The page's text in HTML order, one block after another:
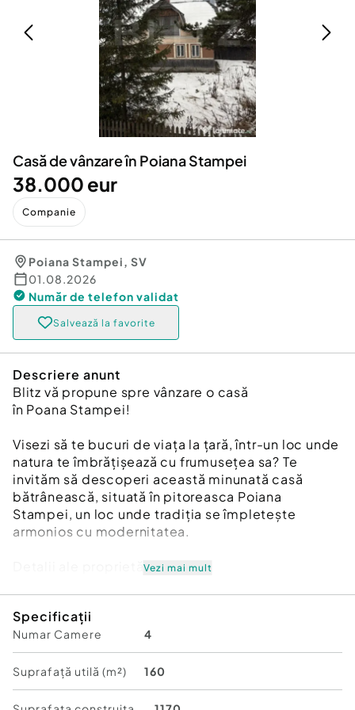
Servicii
Animale de companie
Afaceri și echipamente profesionale
Inchiriere Bunuri si Vehicule
Utilaje agricole si industriale
Piese auto si accesorii
Casă de vânzare în Poiana Stampei
38.000 eur
Companie
Poiana Stampei, SV
01.08.2026
Număr de telefon validat
Salvează la favorite
Descriere anunt
Blitz vă propune spre vânzare o casă
în Poana Stampei!
Visezi să te bucuri de viața la țară, într-un loc unde
natura te îmbrățișează cu frumusețea sa? Te
invităm să descoperi această minunată casă
bătrânească, situată în pitoreasca Poiana
Stampei, un loc unde tradiția se împletește
armonios cu modernitatea.
Detalii ale proprietății:
- Teren total: 1160 mp
- Construcție din lemn
- Utilități: Locuința dispune de toate utilitățile
necesare, asigurând un confort sporit pentru tine
și familia ta.
Vezi mai mult
Specificații
Numar Camere 4
Suprafață utilă (m²) 160